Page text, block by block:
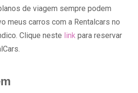
de viagem sempre podem
meus carros com a Rentalcars no
Clique neste link para reservar